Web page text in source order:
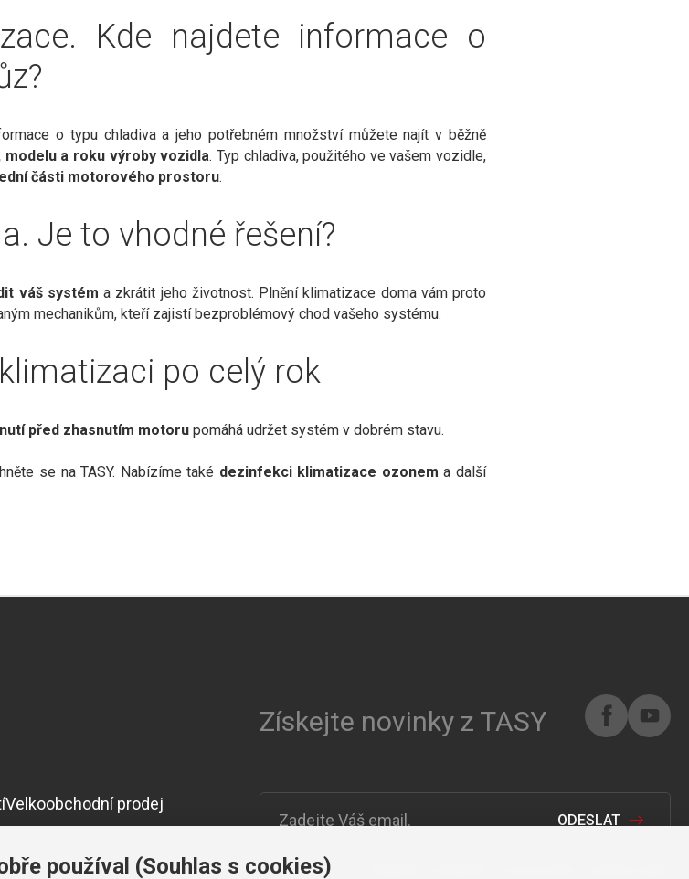
Kde najdete informace o
o typu chladiva a jeho potřebném množství můžete najít v běžně
modelu a roku výroby vozidla. Typ chladiva, použitého ve vašem vozidle,
části motorového prostoru.
Je to vhodné řešení?
váš systém a zkrátit jeho životnost. Plnění klimatizace doma vám proto
mechanikům, kteří zajistí bezproblémový chod vašeho systému.
po celý rok
před zhasnutím motoru pomáhá udržet systém v dobrém stavu.
se na TASY. Nabízíme také dezinfekci klimatizace ozonema další
Velkoobchodní prodej
Získejte novinky z TASY
ODESLAT
používal (Souhlas s cookies)